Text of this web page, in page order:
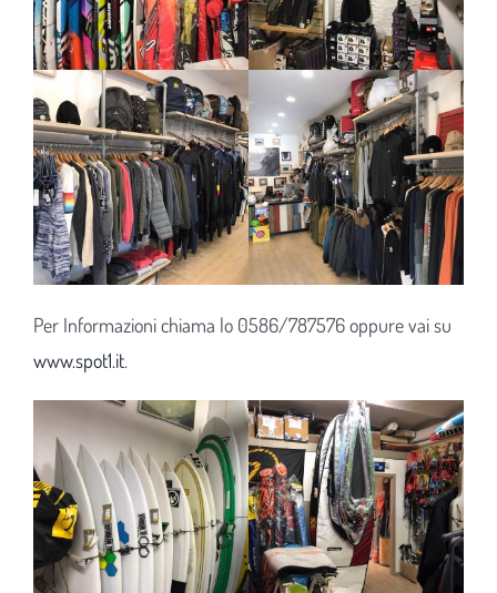
Per Informazioni chiama lo 0586/787576 oppure vai su
www.spot1.it.